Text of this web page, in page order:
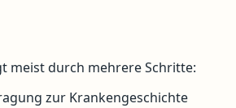
meist durch mehrere Schritte:
zur Krankengeschichte